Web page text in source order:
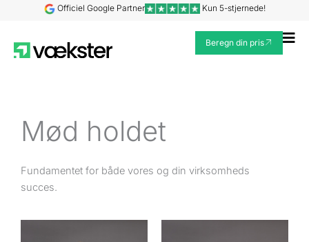
indholdet
Officiel Google Partner Kun 5-stjernede!
Beregn din pris
Mød holdet
Fundamentet for både vores og din virksomheds
succes.